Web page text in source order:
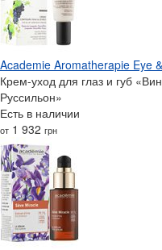
Academie Aromatherapie Eye
Крем-уход для глаз и губ
Руссильон»
Есть в наличии
от 1 932 грн